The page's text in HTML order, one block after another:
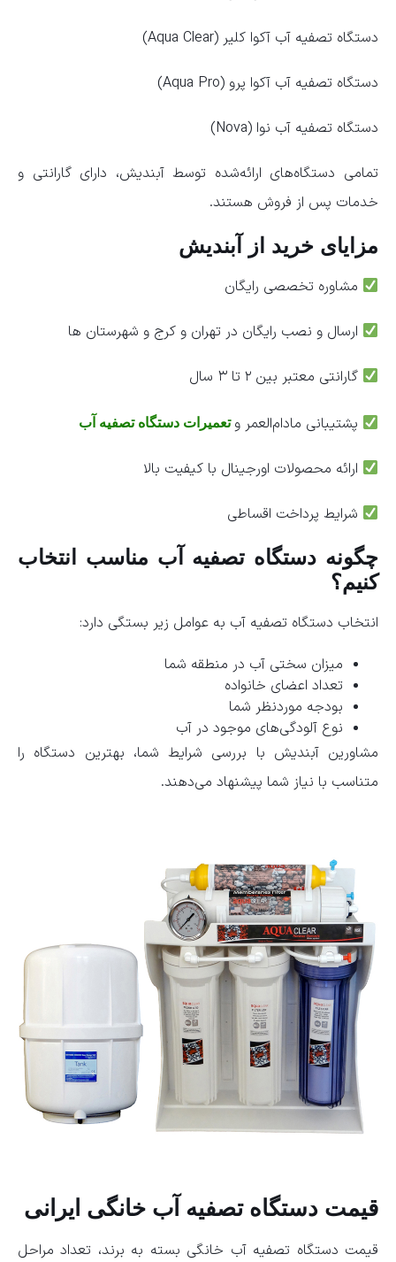
دستگاه تصفیه آب آکوا کلیر (Aqua Clear)
دستگاه تصفیه آب آکوا پرو (Aqua Pro)
دستگاه تصفیه آب نوا (Nova)
تمامی دستگاه‌های ارائه‌شده توسط آبندیش، دارای گارانتی و
خدمات پس از فروش هستند.
مزایای خرید از آبندیش
مشاوره تخصصی رایگان
ارسال و نصب رایگان در تهران و کرج و شهرستان ها
گارانتی معتبر بین ۲ تا ۳ سال
پشتیبانی مادام‌العمر و تعمیرات دستگاه تصفیه آب
ارائه محصولات اورجینال با کیفیت بالا
شرایط پرداخت اقساطی
چگونه دستگاه تصفیه آب مناسب انتخاب
کنیم؟
انتخاب دستگاه تصفیه آب به عوامل زیر بستگی دارد:
میزان سختی آب در منطقه شما
تعداد اعضای خانواده
بودجه موردنظر شما
نوع آلودگی‌های موجود در آب
مشاورین آبندیش با بررسی شرایط شما، بهترین دستگاه را
متناسب با نیاز شما پیشنهاد می‌دهند.
قیمت دستگاه تصفیه آب خانگی ایرانی
قیمت دستگاه تصفیه آب خانگی بسته به برند، تعداد مراحل